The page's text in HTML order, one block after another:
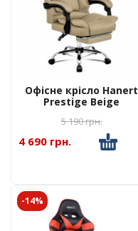
Офісне крісло Hanert
Prestige Beige
5 190грн.
4 690 грн.
-14%